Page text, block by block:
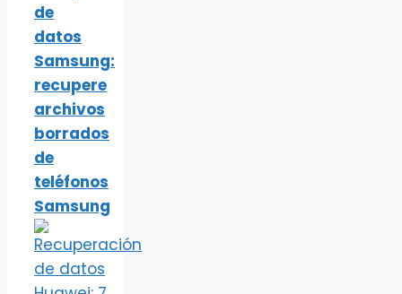
de
datos
Samsung:
recupere
archivos
borrados
de
teléfonos
Samsung